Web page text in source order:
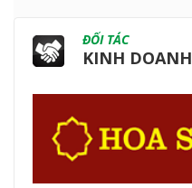
ĐỐI TÁC
KINH DOANH